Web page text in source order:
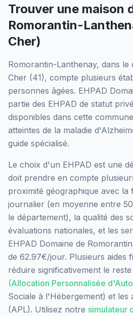
Trouver une maison
Romorantin-
Cher)
Romorantin-Lanthenay, dans le
Cher (41), compte plusieurs
personnes âgées. EHPAD
partie des EHPAD de statut
disponibles dans cette
atteintes de la maladie
guide spécialisé.
Le choix d'un EHPAD est une
doit prendre en compte
proximité géographique avec la
journalier (en moyenne entre
le département), la qualité des
évaluations nationales, et les
EHPAD Domaine de
de 62.97€/jour. Plusieurs aides
réduire significativement le
(Allocation Personnalisée
Sociale à l'Hébergement) et les
(APL). Utilisez notre simulateur